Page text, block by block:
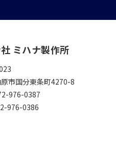
ミハナ製作所
市国分東条町4270-8
976-0387
976-0386